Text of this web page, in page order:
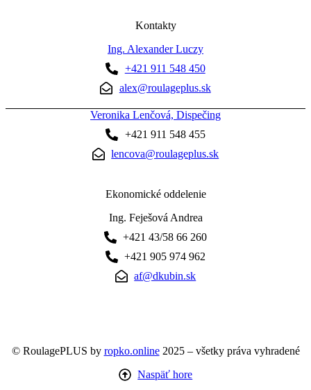
Kontakty
Ing. Alexander Luczy
+421 911 548 450
alex@roulageplus.sk
Veronika Lenčová, Dispečing
+421 911 548 455
lencova@roulageplus.sk
Ekonomické oddelenie
Ing. Feješová Andrea
+421 43/58 66 260
+421 905 974 962
af@dkubin.sk
© RoulagePLUS by ropko.online2025 – všetky práva vyhradené
Naspäť hore